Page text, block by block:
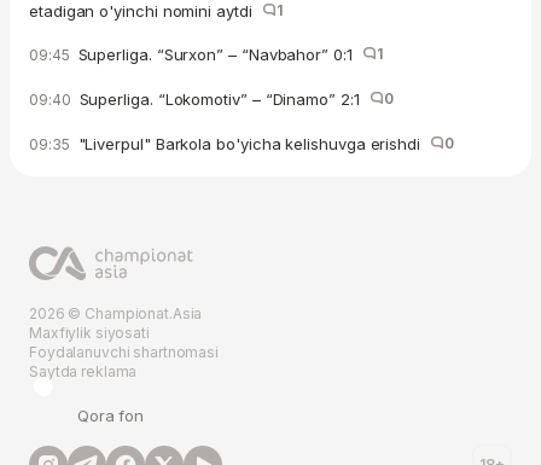
etadigan o'yinchi nomini aytdi
1
09:45 Superliga. “Surxon” – “Navbahor” 0:1 1
09:40 Superliga. “Lokomotiv” – “Dinamo” 2:1 0
09:35 "Liverpul" Barkola bo'yicha kelishuvga erishdi 0
2026 © Championat.Asia
Maxfiylik siyosati
Foydalanuvchi shartnomasi
Saytda reklama
Qora fon